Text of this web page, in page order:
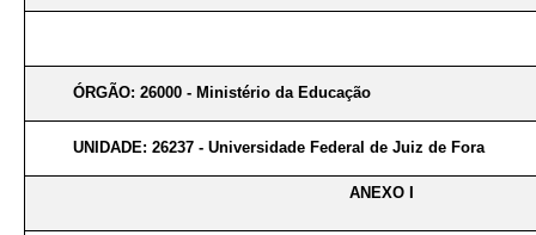
ÓRGÃO: 26000 - Ministério da Educação
UNIDADE: 26237 - Universidade Federal de Juiz de Fora
ANEXO I